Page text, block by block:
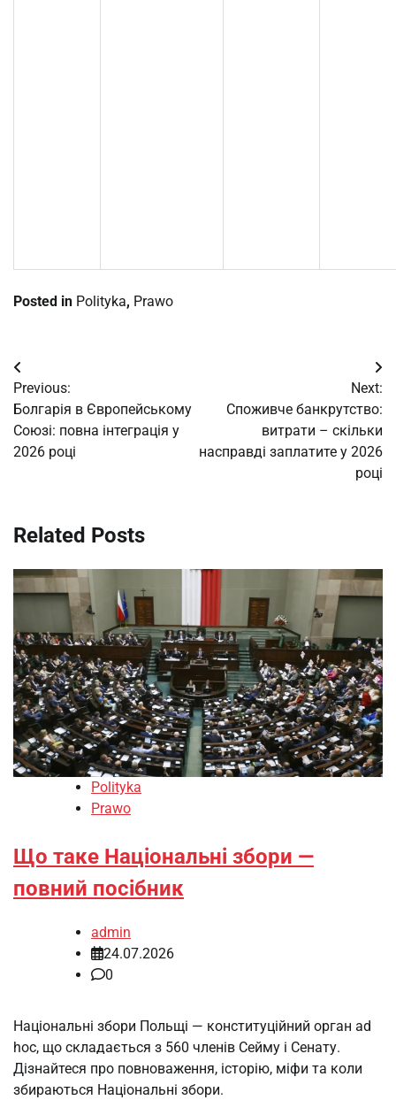
Posted in Polityka, Prawo
Post
navigation
Previous:
Болгарія в Європейському
Союзі: повна інтеграція у
2026 році
Next:
Споживче банкрутство:
витрати – скільки
насправді заплатите у 2026
році
Related Posts
Polityka
Prawo
Що таке Національні збори —
повний посібник
admin
24.07.2026
0
Національні збори Польщі — конституційний орган ad
hoc, що складається з 560 членів Сейму і Сенату.
Дізнайтеся про повноваження, історію, міфи та коли
збираються Національні збори.